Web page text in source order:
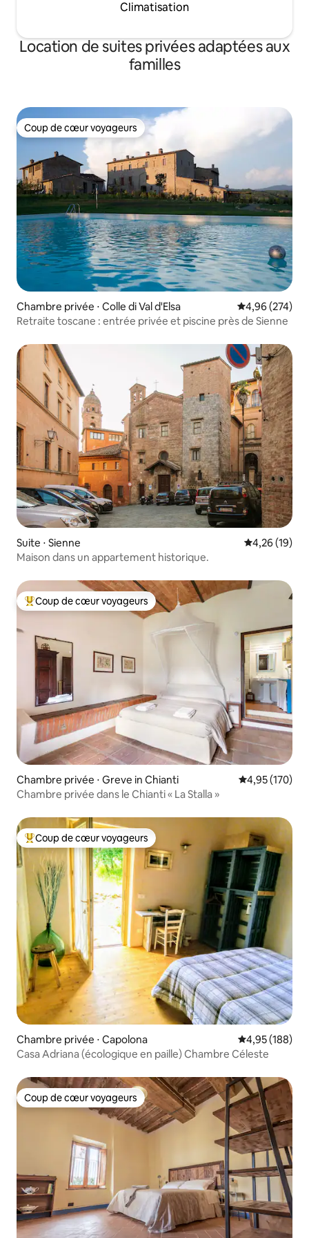
Climatisation
Location de suites privées adaptées aux
familles
Coup de cœur voyageurs
Coup de cœur voyageurs
Chambre privée ⋅ Colle di Val d'Elsa Évaluation
4,96 (274)
Retraite toscane : entrée privée et piscine près de Sienne
Suite ⋅ Sienne Évaluation
4,26 (19)
Maison dans un appartement historique.
Coups de cœur voyageurs les plus appréciés
Coup de cœur voyageurs
Chambre privée ⋅ Greve in Chianti Évaluation
4,95 (170)
Chambre privée dans le Chianti « La Stalla »
Coups de cœur voyageurs les plus appréciés
Coup de cœur voyageurs
Chambre privée ⋅ Capolona Évaluation
4,95 (188)
Casa Adriana (écologique en paille) Chambre Céleste
Coup de cœur voyageurs
Coup de cœur voyageurs